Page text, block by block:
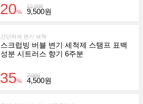
12,000
20% 9,500원
간단하게 변기 세척
스크럽빙 버블 변기 세척제 스탬프 표백
성분 시트러스 향기 6주분
7,000
35% 4,500원